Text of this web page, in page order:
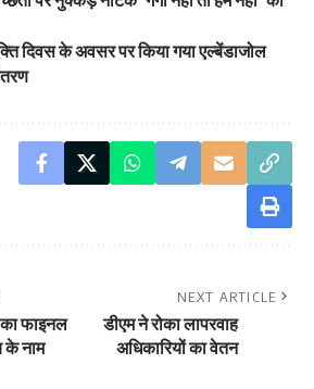
दिवस के अवसर पर किया गया एल्बेंडाजोल
फाइनल
नाम
NEXT ARTICLE
डीएम ने रोका लापरवाह
अधिकारियों का वेतन